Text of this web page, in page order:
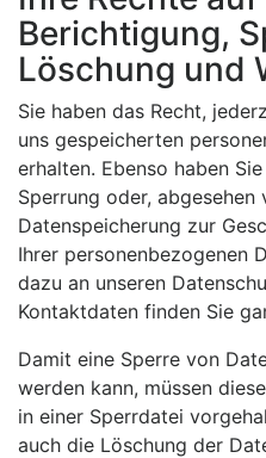
Berichtigung,
Löschung und
Sie haben das Recht,
uns gespeicherten
erhalten. Ebenso haben
Sperrung oder,
Datenspeicherung zur
Ihrer personenbezogenen
dazu an unseren
Kontaktdaten finden Sie
Damit eine Sperre von
werden kann, müssen
in einer Sperrdatei
auch die Löschung der